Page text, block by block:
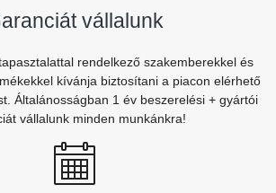
vállalunk
rendelkező szakemberekkel és
kívánja biztosítani a piacon elérhető
Általánosságban 1 év beszerelési + gyártói
vállalunk minden munkánkra!